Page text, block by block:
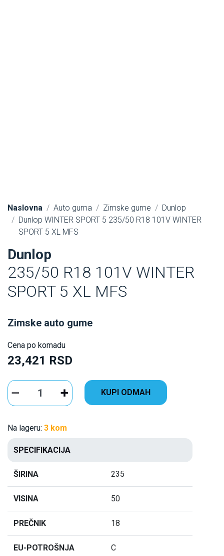
Naslovna Auto guma Zimske gume
Dunlop
Dunlop WINTER SPORT 5 235/50 R18 101V WINTER
SPORT 5 XL MFS
Dunlop
235/50 R18 101V WINTER
SPORT 5 XL MFS
Zimske auto gume
Cena po komadu
23,421 RSD
KUPI ODMAH
Na lageru: 3 kom
SPECIFIKACIJA
ŠIRINA 235
VISINA 50
PREČNIK 18
EU-POTROŠNJA C